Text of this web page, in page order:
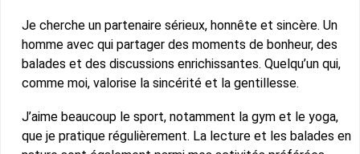
Je cherche un partenaire sérieux, honnête et sincère. Un
homme avec qui partager des moments de bonheur, des
balades et des discussions enrichissantes. Quelqu’un qui,
comme moi, valorise la sincérité et la gentillesse.
J’aime beaucoup le sport, notamment la gym et le yoga,
que je pratique régulièrement. La lecture et les balades en